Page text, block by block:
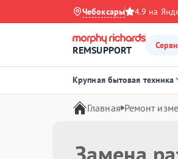
Чебоксары 4.9 на
REMSUPPORT
Крупная бытовая техника
Главная Ремонт